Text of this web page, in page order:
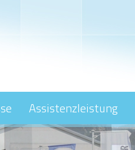
Assistenzleistung